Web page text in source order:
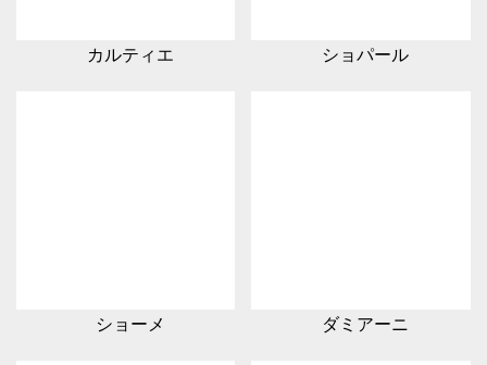
カルティエ ショパール
ショーメ ダミアーニ